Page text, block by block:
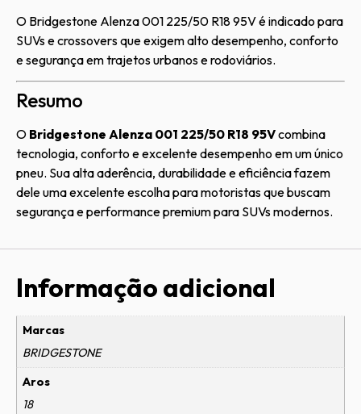
O Bridgestone Alenza 001 225/50 R18 95V é indicado para
SUVs e crossovers que exigem alto desempenho, conforto
e segurança em trajetos urbanos e rodoviários.
Resumo
O Bridgestone Alenza 001 225/50 R18 95Vcombina
tecnologia, conforto e excelente desempenho em um único
pneu. Sua alta aderência, durabilidade e eficiência fazem
dele uma excelente escolha para motoristas que buscam
segurança e performance premium para SUVs modernos.
Informação adicional
Marcas
BRIDGESTONE
Aros
18